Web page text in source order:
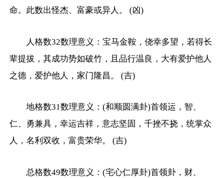
命。此数出怪杰、富豪或异人。 (凶)
人格数32数理意义：宝马金鞍，侥幸多望，若得长
辈提拔，其成功势如破竹，且品行温良，大有爱护他人
之德，爱护他人，家门隆昌。 (吉)
地格数31数理意义：(和顺圆满卦)首领运，智、
仁、勇兼具，幸运吉祥，意志坚固，千挫不挠，统掌众
人，名利双收，富贵荣华。 (吉)
总格数49数理意义：(宅心仁厚卦)首领卦，财、